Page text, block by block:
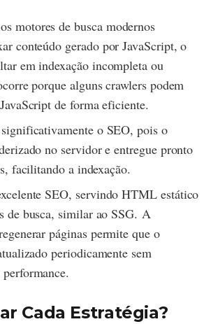
motores de busca modernos
conteúdo gerado por JavaScript, o
em indexação incompleta ou
porque alguns crawlers podem
de forma eficiente.
o SEO, pois o
no servidor e entregue pronto
facilitando a indexação.
SEO, servindo HTML estático
de busca, similar ao SSG. A
páginas permite que o
periodicamente sem
Cada Estratégia?